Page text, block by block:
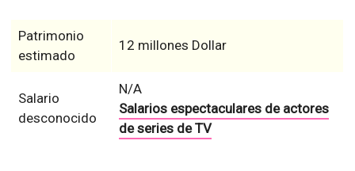
Patrimonio
estimado
12 millones Dollar
Salario
desconocido
N/A
Salarios espectaculares de actores
de series de TV